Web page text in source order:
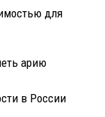
для
арию
в России